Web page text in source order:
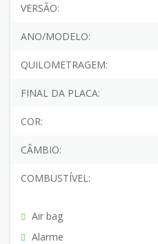
VERSÃO:
ANO/MODELO:
QUILOMETRAGEM:
FINAL DA PLACA:
COR:
CÂMBIO:
COMBUSTÍVEL:
Air bag
Alarme